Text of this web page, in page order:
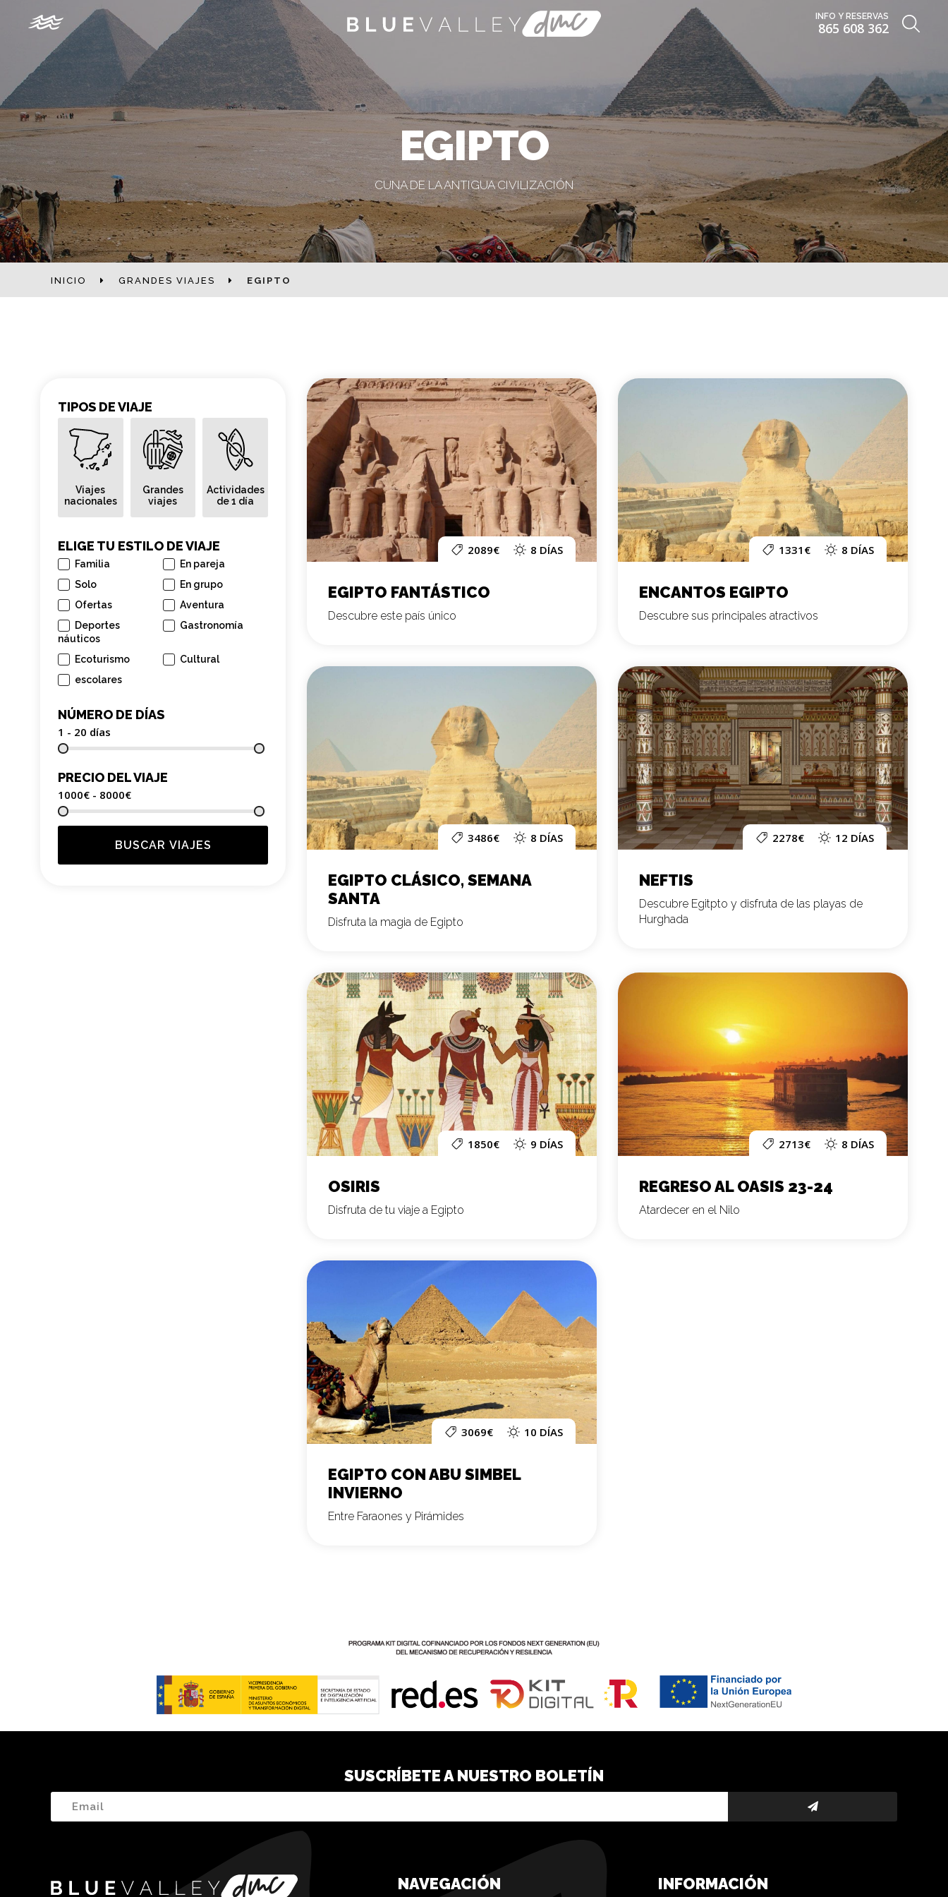
INFO Y RESERVAS
865 608 362
EGIPTO
CUNA DE LA ANTIGUA CIVILIZACIÓN
INICIO GRANDES VIAJES EGIPTO
TIPOS DE VIAJE
Viajes
nacionales
Grandes
viajes
Actividades
de 1 día
ELIGE TU ESTILO DE VIAJE
Familia
En pareja
Solo
En grupo
Ofertas
Aventura
Deportes
náuticos
Gastronomía
Ecoturismo
Cultural
escolares
NÚMERO DE DÍAS
1 - 20 días
PRECIO DEL VIAJE
1000€ - 8000€
BUSCAR VIAJES
2089€ 8 DÍAS
EGIPTO FANTÁSTICO
Descubre este país único
1331€ 8 DÍAS
ENCANTOS EGIPTO
Descubre sus principales atractivos
3486€ 8 DÍAS
EGIPTO CLÁSICO, SEMANA
SANTA
Disfruta la magia de Egipto
2278€ 12 DÍAS
NEFTIS
Descubre Egitpto y disfruta de las playas de
Hurghada
1850€ 9 DÍAS
OSIRIS
Disfruta de tu viaje a Egipto
2713€ 8 DÍAS
REGRESO AL OASIS 23-24
Atardecer en el Nilo
3069€ 10 DÍAS
EGIPTO CON ABU SIMBEL
INVIERNO
Entre Faraones y Pirámides
SUSCRÍBETE A NUESTRO BOLETÍN
NAVEGACIÓN INFORMACIÓN